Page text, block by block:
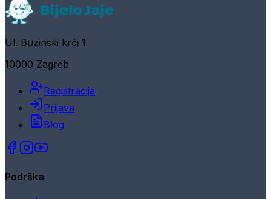
Ul. Buzinski krči 1
10000 Zagreb
Registracija
Prijava
Blog
Podrška